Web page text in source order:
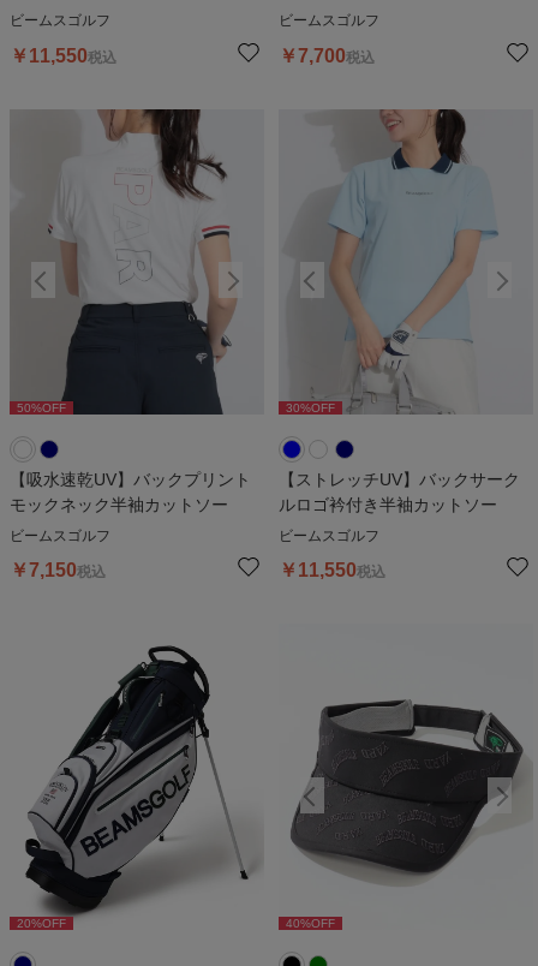
ビームスゴルフ
￥ 11,550税込
ビームスゴルフ
￥7,700税込
50%OFF %OFF
【吸水速乾UV】バックプリント
モックネック半袖カットソー
ビームスゴルフ
￥7,150税込
30%OFF 30%OFF
【ストレッチUV】バックサーク
ルロゴ衿付き半袖カットソー
ビームスゴルフ
￥ 11,550税込
20%OFF
40%OFF 40%OFF